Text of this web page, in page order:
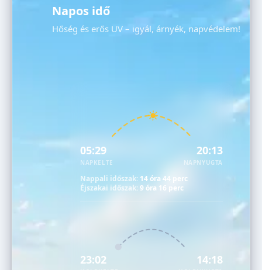
Napos idő
Hőség és erős UV – igyál, árnyék, napvédelem!
05:29
NAPKELTE
20:13
NAPNYUGTA
Nappali időszak: 14 óra 44 perc
Éjszakai időszak:9 óra 16 perc
23:02 14:18